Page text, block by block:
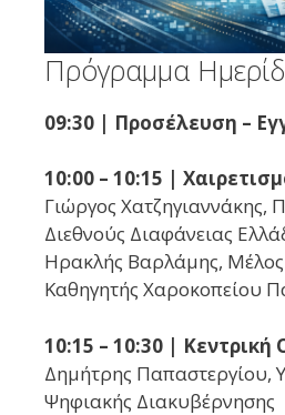
Πρόγραμμα
09:30 | Προσέλευση –
10:00 – 10:15 |
Γιώργος Χατζηγιαννάκης,
Διεθνούς Διαφάνειας
Ηρακλής Βαρλάμης,
Καθηγητής Χαροκοπείου
10:15 – 10:30 | Κεντρική
Δημήτρης Παπαστεργίου,
Ψηφιακής Διακυβέρνησης